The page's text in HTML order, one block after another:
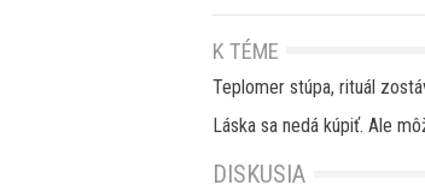
K TÉME
Teplomer stúpa, rituál
Láska sa nedá kúpiť. Ale
DISKUSIA